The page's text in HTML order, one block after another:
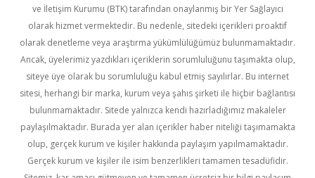
ve İletişim Kurumu (BTK) tarafından onaylanmış bir Yer Sağlayıcı
olarak hizmet vermektedir. Bu nedenle, sitedeki içerikleri proaktif
olarak denetleme veya araştırma yükümlülüğümüz bulunmamaktadır.
Ancak, üyelerimiz yazdıkları içeriklerin sorumluluğunu taşımakta olup,
siteye üye olarak bu sorumluluğu kabul etmiş sayılırlar. Bu internet
sitesi, herhangi bir marka, kurum veya şahıs şirketi ile hiçbir bağlantısı
bulunmamaktadır. Sitede yalnızca kendi hazırladığımız makaleler
paylaşılmaktadır. Burada yer alan içerikler haber niteliği taşımamakta
olup, gerçek kurum ve kişiler hakkında paylaşım yapılmamaktadır.
Gerçek kurum ve kişiler ile isim benzerlikleri tamamen tesadüfidir.